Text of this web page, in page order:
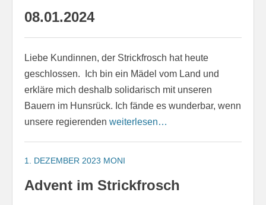
08.01.2024
Liebe Kundinnen, der Strickfrosch hat heute
geschlossen. Ich bin ein Mädel vom Land und
erkläre mich deshalb solidarisch mit unseren
Bauern im Hunsrück. Ich fände es wunderbar, wenn
unsere regierenden weiterlesen…
1. DEZEMBER 2023 MONI
Advent im Strickfrosch